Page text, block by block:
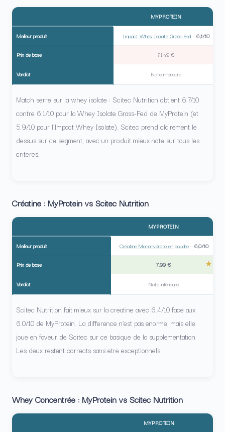
MYPROTEIN
Meilleur produit Impact Whey Isolate Grass-Fed–6,1/10
Prix de base 71,49 €
Verdict Note inférieure
Match serre sur la whey isolate : Scitec Nutrition obtient 6.7/10
contre 6.1/10 pour la Whey Isolate Grass-Fed de MyProtein (et
5.9/10 pour l’Impact Whey Isolate). Scitec prend clairement le
dessus sur ce segment, avec un produit mieux note sur tous les
criteres.
Créatine : MyProtein vs Scitec Nutrition
MYPROTEIN
Meilleur produit Créatine Monohydrate en poudre–6,0/10
Prix de base 7,99 €
Verdict Note inférieure
Scitec Nutrition fait mieux sur la creatine avec 6.4/10 face aux
6.0/10 de MyProtein. La difference n’est pas enorme, mais elle
joue en faveur de Scitec sur ce basique de la supplementation.
Les deux restent corrects sans etre exceptionnels.
Whey Concentrée : MyProtein vs Scitec Nutrition
MYPROTEIN